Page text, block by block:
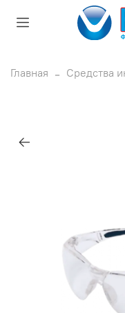
Главная Средства